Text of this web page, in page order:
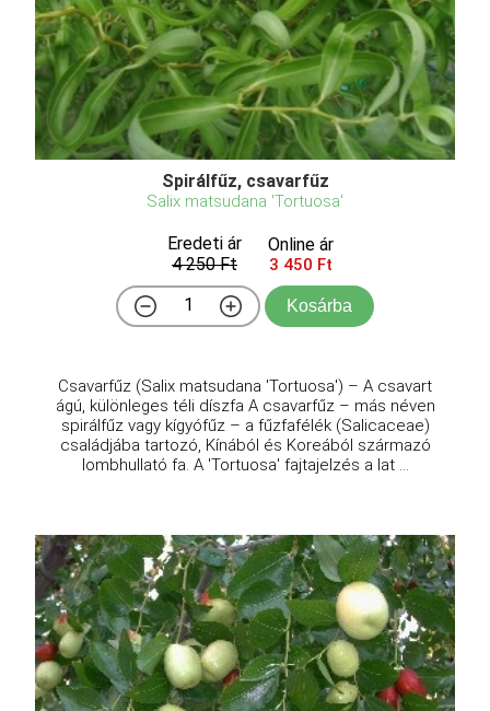
Spirálfűz, csavarfűz
Salix matsudana 'Tortuosa'
Eredeti ár
4 250 Ft
Online ár
3 450 Ft
Kosárba
Csavarfűz (Salix matsudana 'Tortuosa') – A csavart
ágú, különleges téli díszfa A csavarfűz – más néven
spirálfűz vagy kígyófűz – a fűzfafélék (Salicaceae)
családjába tartozó, Kínából és Koreából származó
lombhullató fa. A 'Tortuosa' fajtajelzés a lat ...